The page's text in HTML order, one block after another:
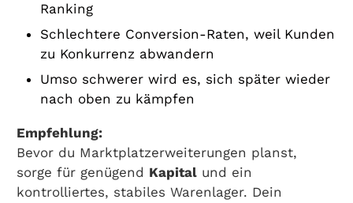
Ranking
Schlechtere Conversion-Raten, weil Kunden
zu Konkurrenz abwandern
Umso schwerer wird es, sich später wieder
nach oben zu kämpfen
Empfehlung:
Bevor du Marktplatzerweiterungen planst,
sorge für genügend Kapitalund ein
kontrolliertes, stabiles Warenlager. Dein